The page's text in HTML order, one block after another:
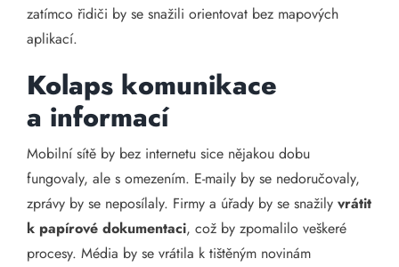
zatímco řidiči by se snažili orientovat bez mapových
aplikací.
Kolaps komunikace
a informací
Mobilní sítě by bez internetu sice nějakou dobu
fungovaly, ale s omezením. E-maily by se nedoručovaly,
zprávy by se neposílaly. Firmy a úřady by se snažily vrátit
k papírové dokumentaci, což by zpomalilo veškeré
procesy. Média by se vrátila k tištěným novinám